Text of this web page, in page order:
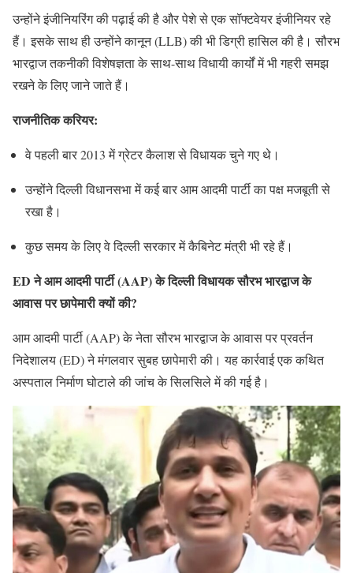
उन्होंने इंजीनियरिंग की पढ़ाई की है और पेशे से एक सॉफ्टवेयर इंजीनियर रहे
हैं। इसके साथ ही उन्होंने कानून (LLB) की भी डिग्री हासिल की है। सौरभ
भारद्वाज तकनीकी विशेषज्ञता के साथ-साथ विधायी कार्यों में भी गहरी समझ
रखने के लिए जाने जाते हैं।
राजनीतिक करियर:
वे पहली बार 2013 में ग्रेटर कैलाश से विधायक चुने गए थे।
उन्होंने दिल्ली विधानसभा में कई बार आम आदमी पार्टी का पक्ष मजबूती से
रखा है।
कुछ समय के लिए वे दिल्ली सरकार में कैबिनेट मंत्री भी रहे हैं।
ED ने आम आदमी पार्टी (AAP) के दिल्ली विधायक सौरभ भारद्वाज के
आवास पर छापेमारी क्यों की?
आम आदमी पार्टी (AAP) के नेता सौरभ भारद्वाज के आवास पर प्रवर्तन
निदेशालय (ED) ने मंगलवार सुबह छापेमारी की। यह कार्रवाई एक कथित
अस्पताल निर्माण घोटाले की जांच के सिलसिले में की गई है।